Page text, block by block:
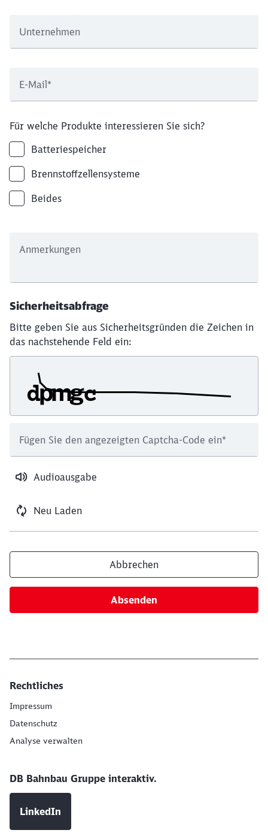
Unternehmen
E-Mail*
Für welche Produkte interessieren Sie sich?
Batteriespeicher
Brennstoffzellensysteme
Beides
Anmerkungen
Sicherheitsabfrage
Bitte geben Sie aus Sicherheitsgründen die Zeichen in
das nachstehende Feld ein:
Audioausgabe
Neu Laden
Fügen Sie den angezeigten Captcha-Code ein*
Abbrechen
Absenden
Rechtliches
Impressum
Datenschutz
Analyse verwalten
DB Bahnbau Gruppe interaktiv.
LinkedIn